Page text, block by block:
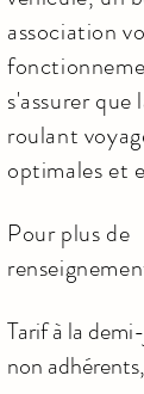
association
s'assurer
roulant
optimales et
Pour plus de
Tarif à la
non